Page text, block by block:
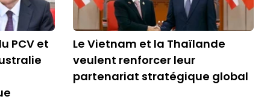
PCV et
Le Vietnam et la Thaïlande
veulent renforcer leur
partenariat stratégique global